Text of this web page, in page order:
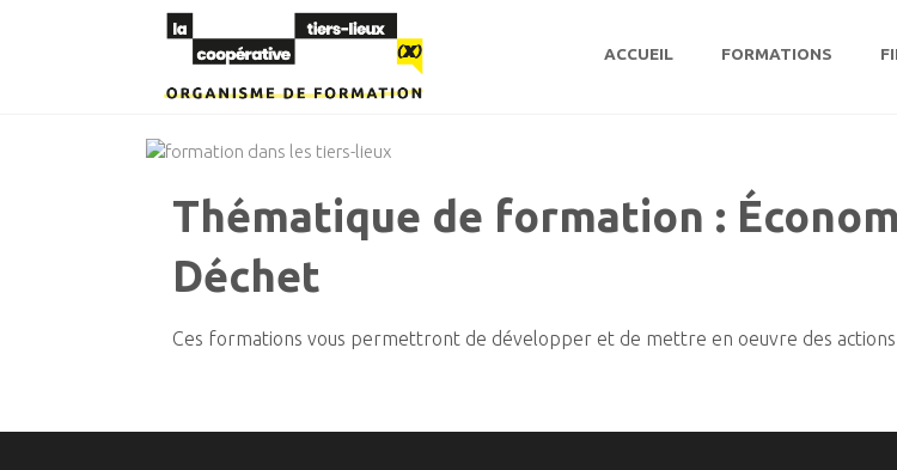
La
Coopérative
Tiers-Lieux
| Organisme
de
formation
Transformons
ensemble
organisation
ACCUEIL FORMATIONS
Thématique de formation :
Déchet
Ces formations vous permettront de développer et de mettre en oeuvre des